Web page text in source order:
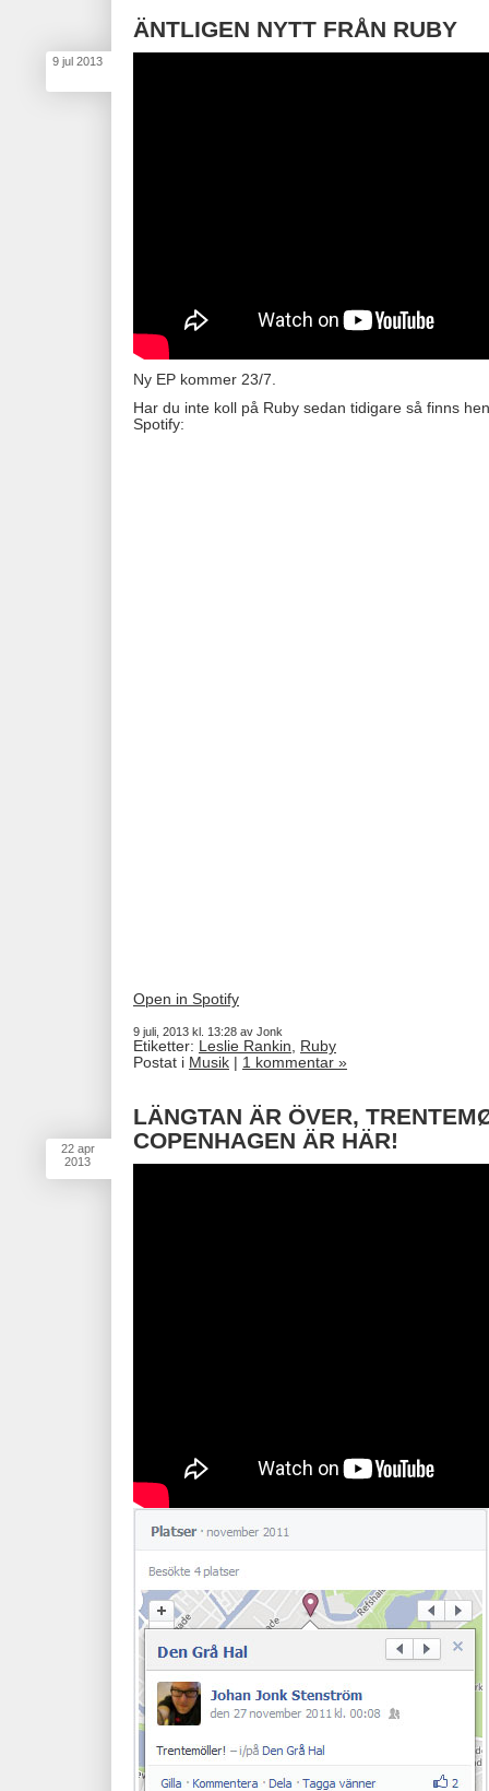
9 jul 2013
ÄNTLIGEN NYTT FRÅN RUBY
Ny EP kommer 23/7.
Har du inte koll på Ruby sedan tidigare så finns
Spotify:
Open in Spotify
9 juli, 2013 kl. 13:28 av Jonk
Etiketter: Leslie Rankin, Ruby
Postat i Musik 1 kommentar »
22 apr
2013
LÄNGTAN ÄR ÖVER,
COPENHAGEN ÄR HÄR!